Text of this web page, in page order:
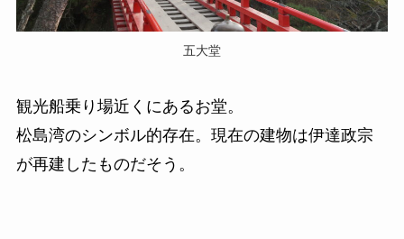
五大堂
観光船乗り場近くにあるお堂。
松島湾のシンボル的存在。現在の建物は伊達政宗
が再建したものだそう。